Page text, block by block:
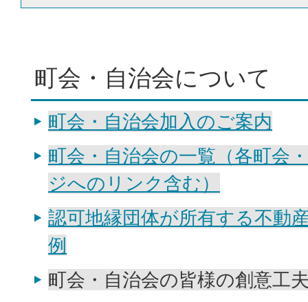
町会・自治会について
町会・自治会加入のご案内
町会・自治会の一覧（各町会
ジへのリンク含む）
認可地縁団体が所有する不動
例
町会・自治会の皆様の創意工